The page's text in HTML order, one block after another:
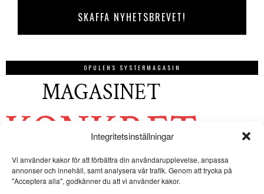
Integritetsinställningar
Vi använder kakor för att förbättra din användarupplevelse, anpassa
annonser och innehåll, samt analysera vår trafik. Genom att trycka på
"Acceptera alla", godkänner du att vi använder kakor.
OPULENS SYSTERMAGASIN